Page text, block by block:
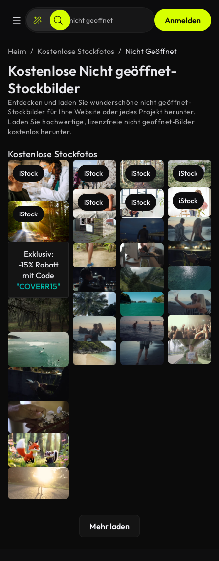
Anmelden
Heim Kostenlose Stockfotos Nicht Geöffnet
Kostenlose Nicht geöffnet-
Stockbilder
Entdecken und laden Sie wunderschöne nicht geöffnet-
Stockbilder für Ihre Website oder jedes Projekt herunter.
Laden Sie hochwertige, lizenzfreie nicht geöffnet-Bilder
kostenlos herunter.
Kostenlose Stockfotos
iStock
iStock
Exklusiv:
-15% Rabatt
mit Code
"COVERR15"
iStock
iStock
iStock
iStock
iStock
iStock
Mehr
anzeigen
Mehr laden